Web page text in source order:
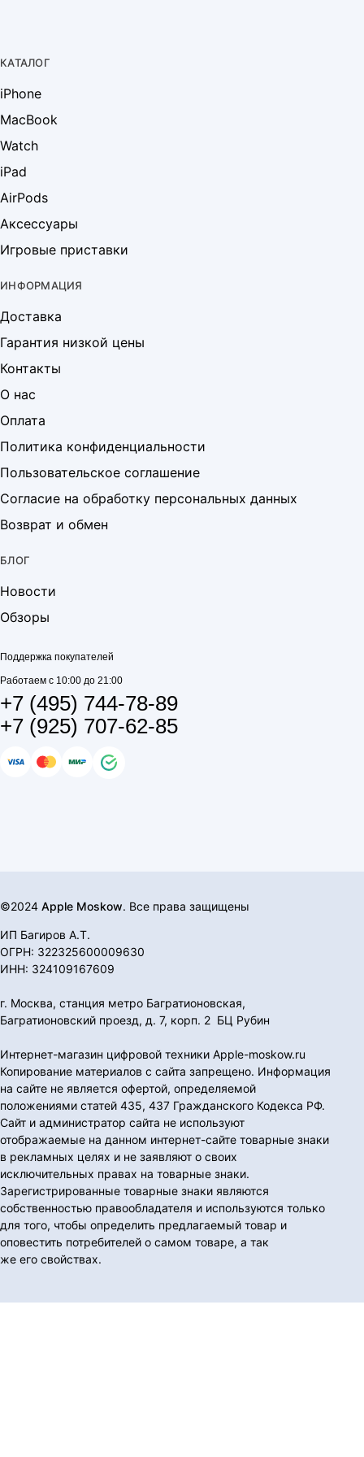
КАТАЛОГ
iPhone
MacBook
Watch
iPad
AirPods
Аксессуары
Игровые приставки
ИНФОРМАЦИЯ
Доставка
Гарантия низкой цены
Контакты
О нас
Оплата
Политика конфиденциальности
Пользовательское соглашение
Согласие на обработку персональных данных
Возврат и обмен
БЛОГ
Новости
Обзоры
Поддержка покупателей
Работаем с 10:00 до 21:00
+7 (495) 744-78-89
+7 (925) 707-62-85
©2024 Apple Moskow. Все права защищены
ИП Багиров А.Т.
ОГРН: 322325600009630
ИНН: 324109167609
г. Москва, станция метро Багратионовская,
Багратионовский проезд, д. 7, корп. 2 БЦ Рубин
Интернет-магазин цифровой техники Apple-moskow.ru
Копирование материалов с сайта запрещено. Информация
на сайте не является офертой, определяемой
положениями статей 435, 437 Гражданского Кодекса РФ.
Сайт и администратор сайта не используют
отображаемые на данном интернет-сайте товарные знаки
в рекламных целях и не заявляют о своих
исключительных правах на товарные знаки.
Зарегистрированные товарные знаки являются
собственностью правообладателя и используются только
для того, чтобы определить предлагаемый товар и
оповестить потребителей о самом товаре, а так
же его свойствах.